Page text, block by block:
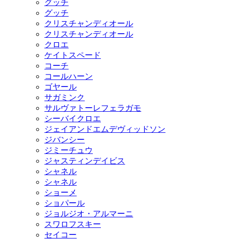
グッチ
グッチ
クリスチャンディオール
クリスチャンディオール
クロエ
ケイトスペード
コーチ
コールハーン
ゴヤール
サガミンク
サルヴァトーレフェラガモ
シーバイクロエ
ジェイアンドエムデヴィッドソン
ジバンシー
ジミーチュウ
ジャスティンデイビス
シャネル
シャネル
ショーメ
ショパール
ジョルジオ・アルマーニ
スワロフスキー
セイコー